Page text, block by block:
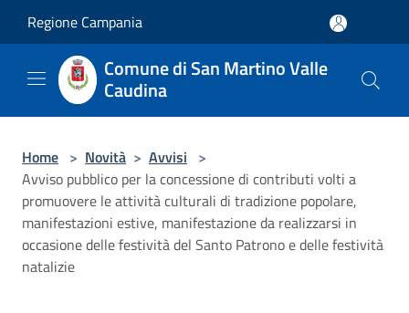
Regione Campania
Comune di San Martino Valle
Caudina
Home > Novità > Avvisi >
Avviso pubblico per la concessione di contributi volti a
promuovere le attività culturali di tradizione popolare,
manifestazioni estive, manifestazione da realizzarsi in
occasione delle festività del Santo Patrono e delle festività
natalizie